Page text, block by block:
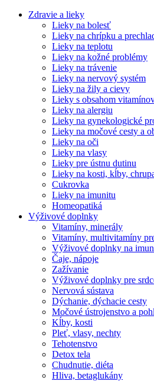
Zdravie a lieky
Lieky na bolesť
Lieky na chrípku a
Lieky na teplotu
Lieky na kožné problémy
Lieky na trávenie
Lieky na nervový systém
Lieky na žily a cievy
Lieky s obsahom
Lieky na alergiu
Lieky na gynekologické
Lieky na močové cesty a
Lieky na oči
Lieky na vlasy
Lieky pre ústnu dutinu
Lieky na kosti, kĺby,
Cukrovka
Lieky na imunitu
Homeopatiká
Výživové doplnky
Vitamíny, minerály
Vitamíny, multivitamíny
Výživové doplnky na
Čaje, nápoje
Zažívanie
Výživové doplnky pre
Nervová sústava
Dýchanie, dýchacie cesty
Močové ústrojenstvo a
Kĺby, kosti
Pleť, vlasy, nechty
Tehotenstvo
Detox tela
Chudnutie, diéta
Hliva, betaglukány